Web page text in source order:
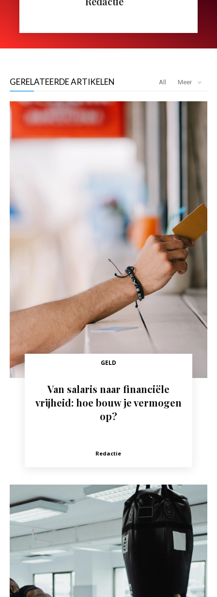
GERELATEERDE ARTIKELEN All Meer
GELD
Van salaris naar financiële
vrijheid: hoe bouw je vermogen
op?
Redactie